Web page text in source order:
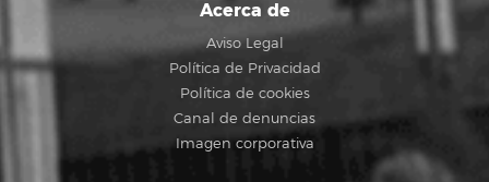
Acerca de
Aviso Legal
Política de Privacidad
Política de cookies
Canal de denuncias
Imagen corporativa